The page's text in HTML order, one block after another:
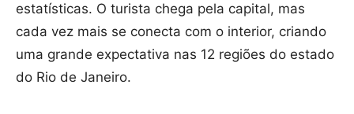
estatísticas. O turista chega pela capital, mas
cada vez mais se conecta com o interior, criando
uma grande expectativa nas 12 regiões do estado
do Rio de Janeiro.